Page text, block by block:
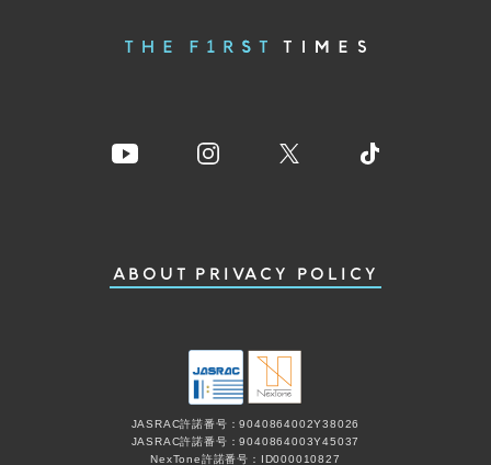
ABOUT PRIVACY POLICY
JASRAC許諾番号：9040864002Y38026
JASRAC許諾番号：9040864003Y45037
NexTone許諾番号：ID000010827